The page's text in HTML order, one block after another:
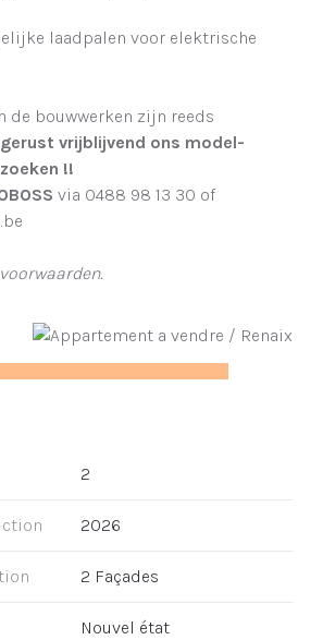
laadpalen voor elektrische
de bouwwerken zijn reeds
vrijblijvend ons model-
!!
via 0488 98 13 30 of
2
2026
2 Façades
Nouvel état